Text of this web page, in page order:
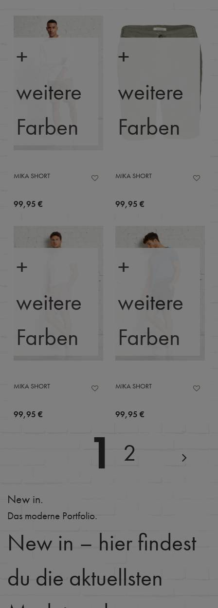
+
weitere
Farben
MIKA SHORT
99,95 €
+
weitere
Farben
MIKA SHORT
99,95 €
+
weitere
Farben
MIKA SHORT
99,95 €
+
weitere
Farben
MIKA SHORT
99,95 €
1 2
New in.
Das moderne Portfolio.
New in – hier findest
du die aktuellsten